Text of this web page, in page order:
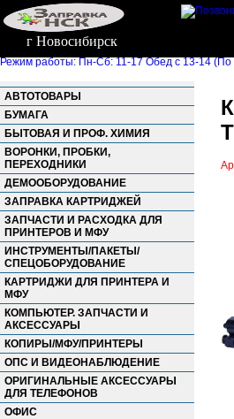
г Новосибирск
Режим работы: Пн-Сб: 11-17 Обед с 13-14 (По
АВТОТОВАРЫ
БУМАГА
БЫТОВАЯ И ПРОФ. ХИМИЯ
ВОРОНКИ, ПРОБКИ,
ПЕРЕХОДНИКИ
ДЕМООБОРУДОВАНИЕ
ЗАПРАВКА КАРТРИДЖЕЙ
ЗАПЧАСТИ И РАСХОДКА ДЛЯ
ПРИНТЕРОВ И МФУ
ИНСТРУМЕНТЫ/ПАКЕТЫ/
СПЕЦОБОРУДОВАНИЕ
КАРТРИДЖИ ДЛЯ ПРИНТЕРА И
МФУ
КОМПЬЮТЕР. ЗАПЧАСТИ И
АКСЕССУАРЫ
КОПИРЫ/МФУ/ПРИНТЕРЫ
ОПС И ВИДЕОНАБЛЮДЕНИЕ
ОРИГИНАЛЬНЫЕ АКСЕССУАРЫ
ДЛЯ ТЕЛЕФОНОВ
ОФИС